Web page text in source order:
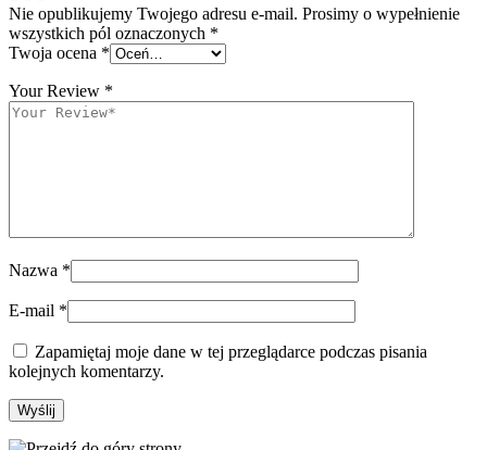
Nie opublikujemy Twojego adresu e-mail. Prosimy o wypełnienie
wszystkich pól oznaczonych *
Twoja ocena *
Your Review *
Nazwa *
E-mail *
Zapamiętaj moje dane w tej przeglądarce podczas pisania
kolejnych komentarzy.